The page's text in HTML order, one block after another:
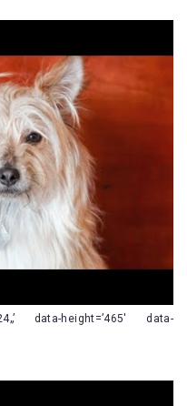
data-height=’465′ data-